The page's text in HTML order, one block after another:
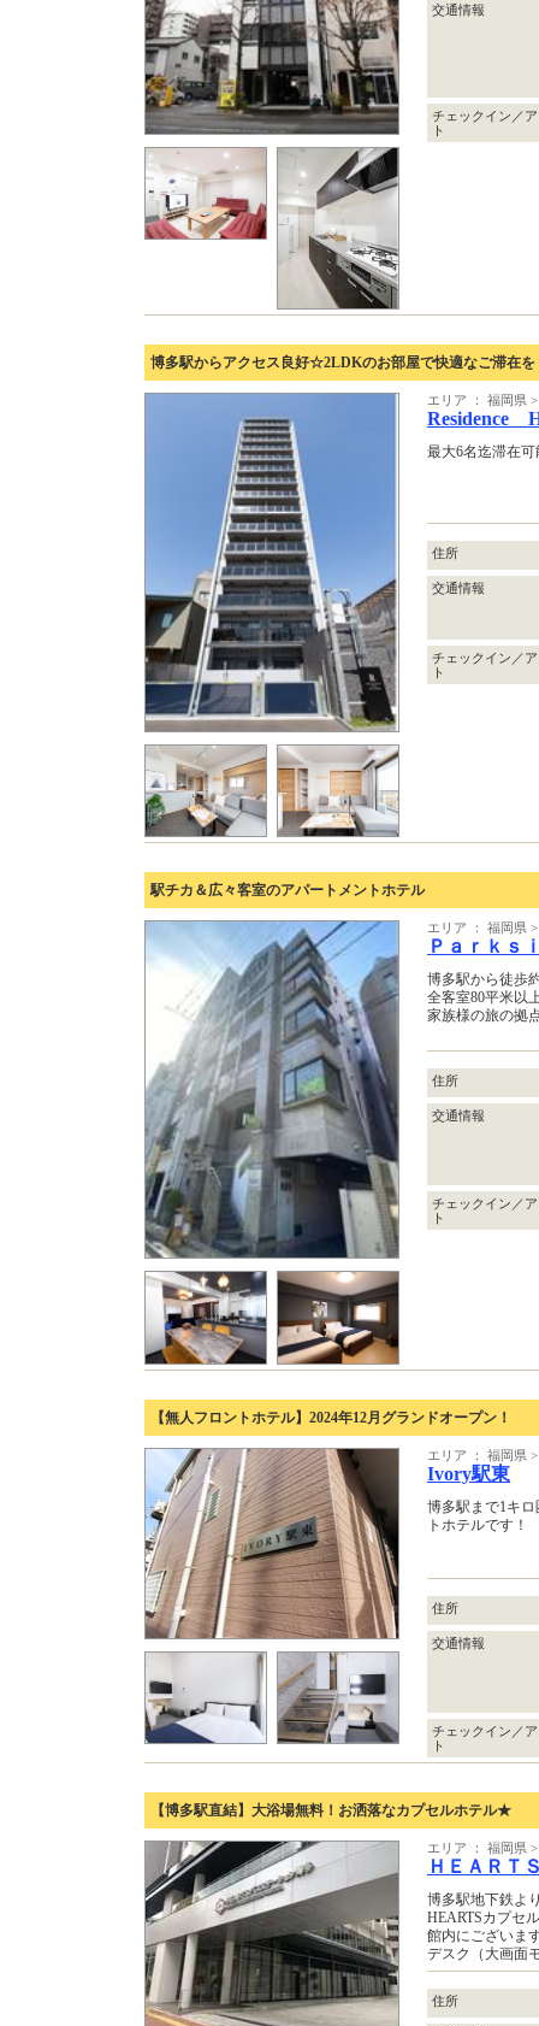
交通情報
チェックイン／
ト
博多駅からアクセス良好☆2LDKのお部屋で快適なご滞在を
エリア ： 福岡県
Residence
最大6名迄滞在
住所
交通情報
チェックイン／
ト
駅チカ＆広々客室のアパートメントホテル
エリア ： 福岡県
Ｐａｒｋ
博多駅から徒歩
全客室80平米以
家族様の旅の拠
住所
交通情報
チェックイン／
ト
【無人フロントホテル】2024年12月グランドオープン！
エリア ： 福岡県
Ivory駅東
博多駅まで1キ
トホテルです！
住所
交通情報
チェックイン／
ト
【博多駅直結】大浴場無料！お洒落なカプセルホテル★
エリア ： 福岡県
ＨＥＡＲＴ
博多駅地下鉄よ
HEARTSカプセ
館内にございま
デスク（大画面
住所